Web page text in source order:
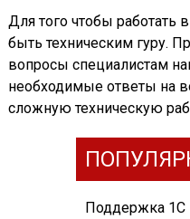
Для того чтобы
быть техническим гуру.
вопросы специалистам
необходимые ответы на
сложную техническую
Поддержка 1С